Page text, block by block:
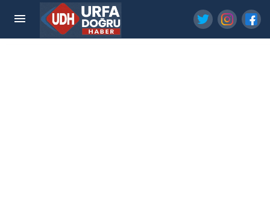
Son iki haftada gazze şeridi'nde 9 bin 300